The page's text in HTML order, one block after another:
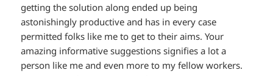
getting the solution along ended up being
astonishingly productive and has in every case
permitted folks like me to get to their aims. Your
amazing informative suggestions signifies a lot a
person like me and even more to my fellow workers.